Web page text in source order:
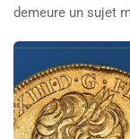
demeure un sujet